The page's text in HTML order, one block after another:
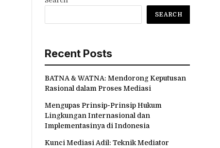
SEARCH
Recent Posts
BATNA & WATNA: Mendorong Keputusan
Rasional dalam Proses Mediasi
Mengupas Prinsip-Prinsip Hukum
Lingkungan Internasional dan
Implementasinya di Indonesia
Kunci Mediasi Adil: Teknik Mediator